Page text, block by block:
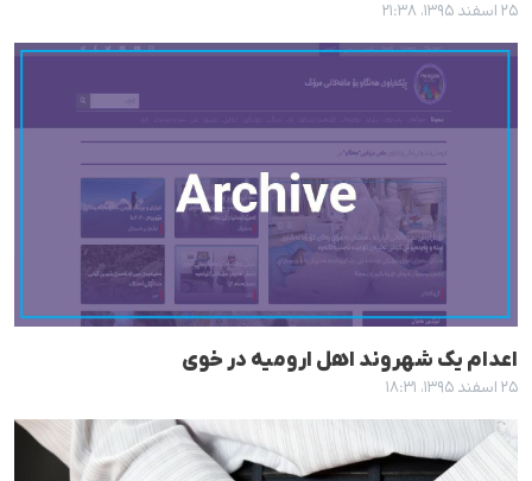
۲۵ اسفند ۱۳۹۵، ۲۱:۳۸
اعدام یک شهروند اهل ارومیە در خوی
۲۵ اسفند ۱۳۹۵، ۱۸:۳۱